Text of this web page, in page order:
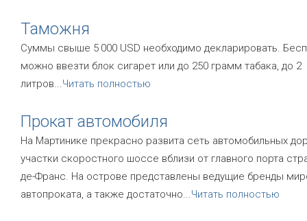
Таможня
Суммы свыше 5 000 USD необходимо декларировать.
можно ввезти блок сигарет или до 250 грамм табака, до 2
литров...Читать полностью
Прокат автомобиля
На Мартинике прекрасно развита сеть автомобильных
участки скоростного шоссе вблизи от главного порта
де-Франс. На острове представлены ведущие бренды
автопроката, а также достаточно...Читать полностью